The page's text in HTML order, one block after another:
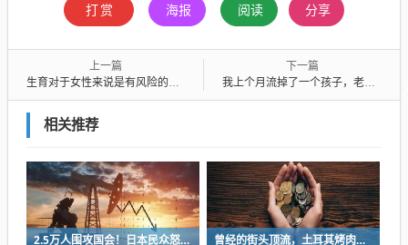
打赏 海报 阅读 分享
上一篇
生育对于女性来说是有风险的，试问哪个男的愿意自己肚子上挨一刀？
下一篇
我上个月流掉了一个孩子，老公很想要，我想了一个月还是放弃了
相关推荐
2.5万人围攻国会！日本民众怒了：让她下台！ 曾经的街头顶流，土耳其烤肉为什么消失了？